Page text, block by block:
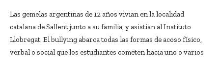
Las gemelas argentinas de 12 años vivian en la localidad
catalana de Sallent junto a su familia, y asistian al Instituto
Llobregat. El bullying abarca todas las formas de acoso físico,
verbal o social que los estudiantes cometen hacia uno o varios